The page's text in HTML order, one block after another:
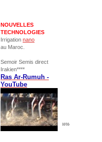
NOUVELLES
TECHNOLOGIES
Irrigation nano
au Maroc.
Semoir Semis direct
Irakien****
Ras Ar-Rumuh -
YouTube
www.